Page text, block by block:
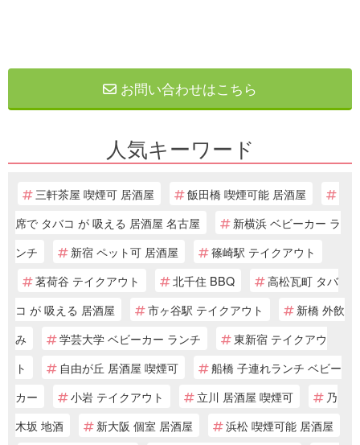
お問い合わせはこちら
人気キーワード
三軒茶屋 喫煙可 居酒屋
飯田橋 喫煙可能 居酒屋
席で タバコ が 吸える 居酒屋 名古屋
新横浜 ベビーカー ラ
ンチ
新宿 ペット可 居酒屋
篠崎駅 テイクアウト
茗荷谷 テイクアウト
北千住 BBQ
高松瓦町 タバ
コ が 吸える 居酒屋
市ヶ谷駅 テイクアウト
新橋 外飲
み
学芸大学 ベビーカー ランチ
東新宿 テイクアウ
ト
自由が丘 居酒屋 喫煙可
船橋 子連れランチ ベビー
カー
小岩 テイクアウト 立川 居酒屋 喫煙可
乃
木坂 地酒
新大阪 個室 居酒屋
浜松 喫煙可能 居酒屋